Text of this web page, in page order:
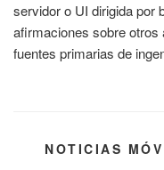
servidor o UI dirigida por
afirmaciones sobre otros
fuentes primarias de
CATEGORÍAS
NOTICIAS